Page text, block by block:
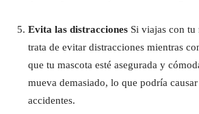
Evita las distracciones Si viajas con tu
trata de evitar distracciones mientras
que tu mascota esté asegurada y
mueva demasiado, lo que podría
accidentes.